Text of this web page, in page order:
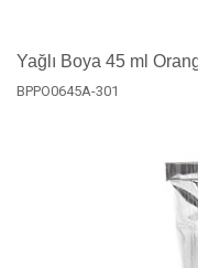
Yağlı Boya 45 ml
BPPO0645A-301